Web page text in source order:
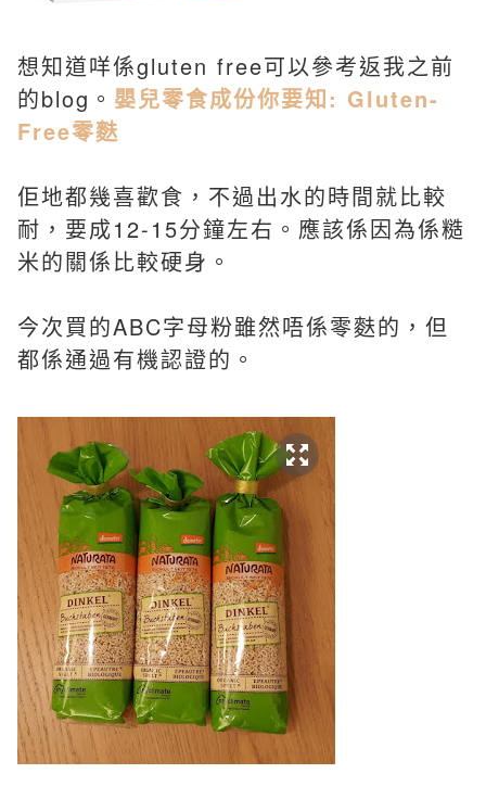
想知道咩係gluten free可以參考返我之前
的blog。 嬰兒零食成份你要知: Gluten-
Free零麩
佢地都幾喜歡食，不過出水的時間就比較
耐，要成12-15分鐘左右。應該係因為係糙
米的關係比較硬身。
今次買的ABC字母粉雖然唔係零麩的，但
都係通過有機認證的。